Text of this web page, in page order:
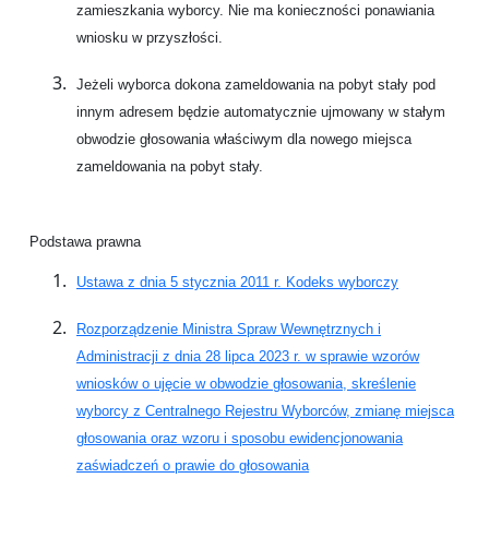
zamieszkania wyborcy. Nie ma konieczności ponawiania
wniosku w przyszłości.
Jeżeli wyborca dokona zameldowania na pobyt stały pod
innym adresem będzie automatycznie ujmowany w stałym
obwodzie głosowania właściwym dla nowego miejsca
zameldowania na pobyt stały.
Podstawa prawna
Ustawa z dnia 5 stycznia 2011 r. Kodeks wyborczy
Rozporządzenie Ministra Spraw Wewnętrznych i
Administracji z dnia 28 lipca 2023 r. w sprawie wzorów
wniosków o ujęcie w obwodzie głosowania, skreślenie
wyborcy z Centralnego Rejestru Wyborców, zmianę miejsca
głosowania oraz wzoru i sposobu ewidencjonowania
zaświadczeń o prawie do głosowania